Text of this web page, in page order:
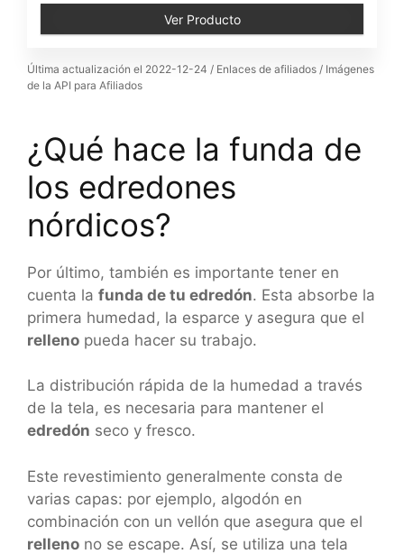
Ver Producto
Última actualización el 2022-12-24 / Enlaces de afiliados / Imágenes
de la API para Afiliados
¿Qué hace la funda de
los edredones
nórdicos?
Por último, también es importante tener en
cuenta la funda de tu edredón. Esta absorbe la
primera humedad, la esparce y asegura que el
relleno pueda hacer su trabajo.
La distribución rápida de la humedad a través
de la tela, es necesaria para mantener el
edredón seco y fresco.
Este revestimiento generalmente consta de
varias capas: por ejemplo, algodón en
combinación con un vellón que asegura que el
relleno no se escape. Así, se utiliza una tela